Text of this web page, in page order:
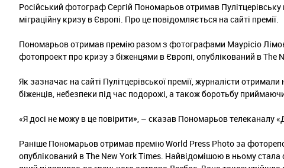
Російський фотограф Сергій Пономарьов отримав
міграційну кризу в Європі. Про це повідомляється на сайті премії.
Пономарьов отримав премію разом з фотографами Маурісіо
фотопроект про кризу з біженцями в Європі, опублікований в The
Як зазначає на сайті Пулітцерівської премії, журналісти
біженців, небезпеки під час подорожі, а також боротьбу
«Я досі не можу в це повірити», – сказав Пономарьов телеканалу
Раніше Пономарьов отримав премію World Press Photo за
опублікований в The New York Times. Найвідомішою в ньому